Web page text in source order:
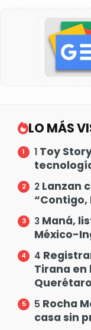
LO MÁS
1 Toy
2 Lanzan
“Contigo,
3 Maná,
México-
4
Tirana en
Querétaro
5 Rocha
casa sin